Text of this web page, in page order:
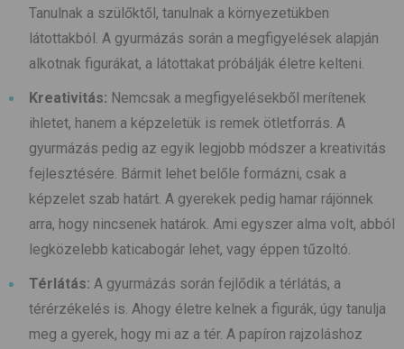
Tanulnak a szülőktől, tanulnak a környezetükben
látottakból. A gyurmázás során a megfigyelések alapján
alkotnak figurákat, a látottakat próbálják életre kelteni.
Kreativitás: Nemcsak a megfigyelésekből merítenek
ihletet, hanem a képzeletük is remek ötletforrás. A
gyurmázás pedig az egyik legjobb módszer a kreativitás
fejlesztésére. Bármit lehet belőle formázni, csak a
képzelet szab határt. A gyerekek pedig hamar rájönnek
arra, hogy nincsenek határok. Ami egyszer alma volt, abból
legközelebb katicabogár lehet, vagy éppen tűzoltó.
Térlátás: A gyurmázás során fejlődik a térlátás, a
térérzékelés is. Ahogy életre kelnek a figurák, úgy tanulja
meg a gyerek, hogy mi az a tér. A papíron rajzoláshoz